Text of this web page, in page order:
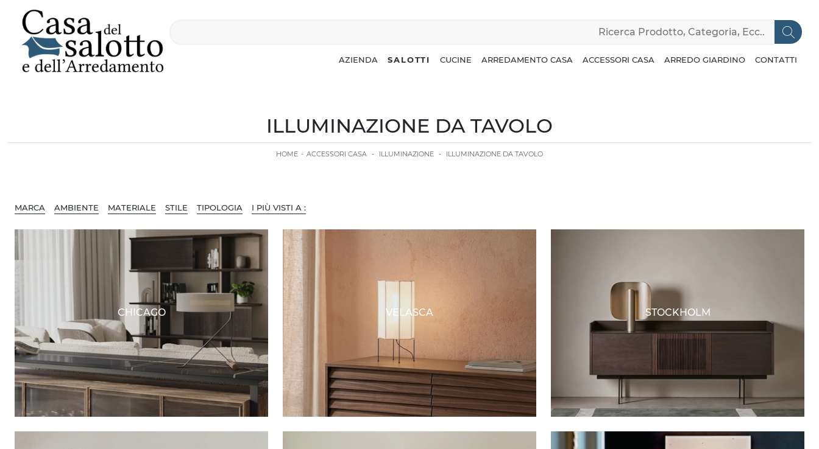
AZIENDA SALOTTI CUCINE ARREDAMENTO CASA ACCESSORI CASA ARREDO GIARDINO CONTATTI
ILLUMINAZIONE DA TAVOLO
HOME - ACCESSORI CASA - ILLUMINAZIONE - ILLUMINAZIONE DA TAVOLO
MARCA AMBIENTE MATERIALE STILE TIPOLOGIA I PIÙ VISTI A :
CHICAGO VELASCA STOCKHOLM